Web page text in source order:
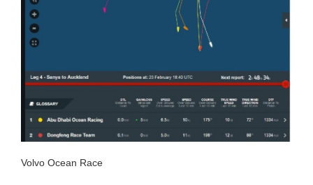
Volvo Ocean Race